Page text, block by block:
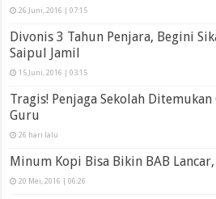
26 Juni, 2016 | 07:15
Divonis 3 Tahun Penjara, Begini
Saipul Jamil
15 Juni, 2016 | 03:15
Tragis! Penjaga Sekolah
Guru
26 hari lalu
Minum Kopi Bisa Bikin BAB
20 Mei, 2016 | 06:26